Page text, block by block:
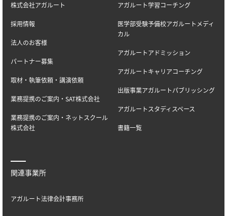
株式会社アガルート
採用情報
法人のお客様
パートナー募集
取材・執筆依頼・講演依頼
業務提携のご案内・SAT株式会社
業務提携のご案内・ネットスクール
株式会社
アガルート学習コーチング
医学部受験予備校アガルートメディ
カル
アガルートアドミッション
アガルートキャリアコーチング
出版事業アガルートパブリッシング
アガルートスタディスペース
書籍一覧
関連事業所
アガルート法律会計事務所